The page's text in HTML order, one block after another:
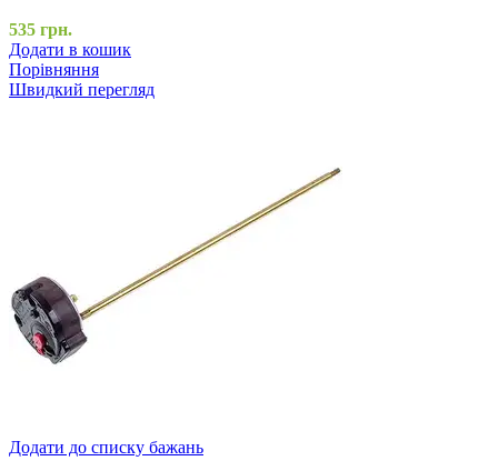
535 грн.
Додати в кошик
Порівняння
Швидкий перегляд
Додати до списку бажань